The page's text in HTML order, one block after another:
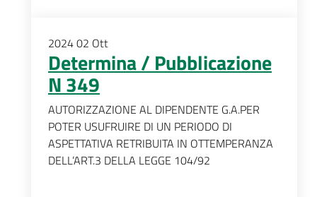
202402 Ott
Determina / Pubblicazione
N 349
AUTORIZZAZIONE AL DIPENDENTE G.A.PER
POTER USUFRUIRE DI UN PERIODO DI
ASPETTATIVA RETRIBUITA IN OTTEMPERANZA
DELL’ART.3 DELLA LEGGE 104/92